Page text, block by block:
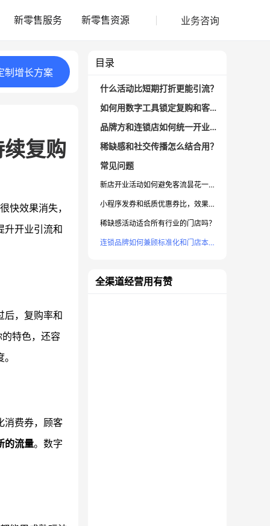
新零售服务 新零售资源 业务咨询
制 增长方案
复购
快效果消失，
升开业引流和
后，复购率和
特色，还容
消费券，顾客
的流量。数字
目录
什么活动比短期打折更能引流？
如何用数字工具锁定复购和客户裂变？
品牌方和连锁店如何统一开业活动，提升形象？
稀缺感和社交传播怎么结合用？
常见问题
新店开业活动如何避免客流昙花一现？
小程序发券和纸质优惠券比，效果有什么不同？
稀缺感活动适合所有行业的门店吗？
连锁品牌如何兼顾标准化和门店本地创新？
全渠道经营用有赞